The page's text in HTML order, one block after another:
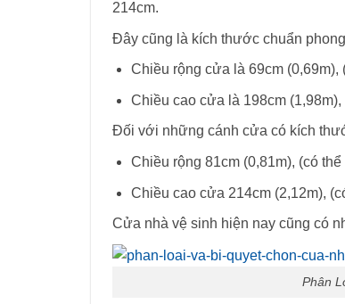
214cm.
Đây cũng là kích thước chuẩn
Chiều rộng cửa là 69cm (0,69m),
Chiều cao cửa là 198cm
Đối với những cánh cửa có kích
Chiều rộng 81cm (0,81m), (có
Chiều cao cửa 214cm (2,12m),
Cửa nhà vệ sinh hiện nay cũng có
Phân